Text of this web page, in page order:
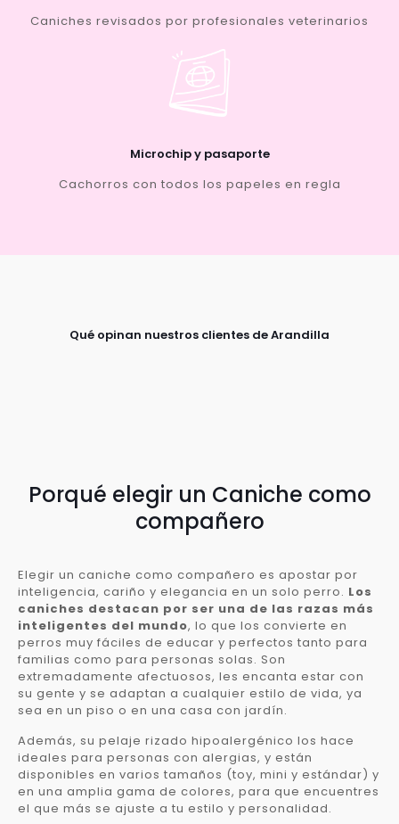
Caniches revisados por profesionales veterinarios
Microchip y pasaporte
Cachorros con todos los papeles en regla
Qué opinan nuestros clientes de Arandilla
Porqué elegir un Caniche como
compañero
Elegir un caniche como compañero es apostar por
inteligencia, cariño y elegancia en un solo perro. Los
caniches destacan por ser una de las razas más
inteligentes del mundo, lo que los convierte en
perros muy fáciles de educar y perfectos tanto para
familias como para personas solas. Son
extremadamente afectuosos, les encanta estar con
su gente y se adaptan a cualquier estilo de vida, ya
sea en un piso o en una casa con jardín.
Además, su pelaje rizado hipoalergénico los hace
ideales para personas con alergias, y están
disponibles en varios tamaños (toy, mini y estándar) y
en una amplia gama de colores, para que encuentres
el que más se ajuste a tu estilo y personalidad.